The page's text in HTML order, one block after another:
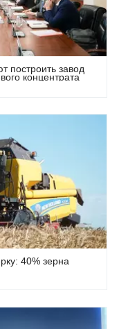
построить завод
концентрата
40% зерна